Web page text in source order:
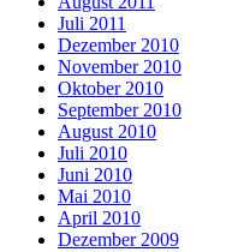
Juli 2011
Dezember 2010
November 2010
Oktober 2010
September 2010
August 2010
Juli 2010
Juni 2010
Mai 2010
April 2010
Dezember 2009